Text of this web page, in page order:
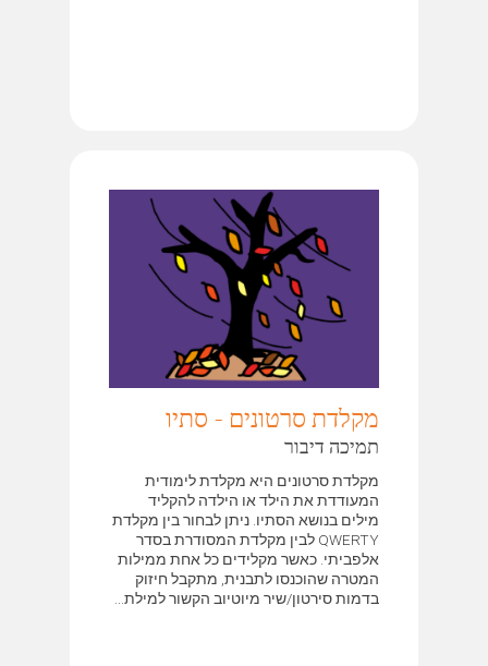
מקלדת סרטונים - סתיו
תמיכה דיבור
מקלדת סרטונים היא מקלדת לימודית
המעודדת את הילד או הילדה להקליד
מילים בנושא הסתיו. ניתן לבחור בין מקלדת
QWERTY לבין מקלדת המסודרת בסדר
אלפביתי. כאשר מקלידים כל אחת ממילות
המטרה שהוכנסו לתבנית, מתקבל חיזוק
בדמות סירטון/שיר מיוטיוב הקשור למילת...